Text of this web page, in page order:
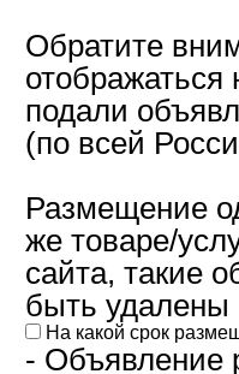
Обратите
отображаться
подали
(по всей
Размещение
же товаре/
сайта, такие
быть удалены
На какой срок
- Объявление